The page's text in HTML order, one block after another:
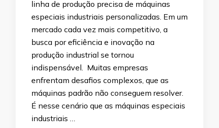
linha de produção precisa de máquinas
especiais industriais personalizadas. Em um
mercado cada vez mais competitivo, a
busca por eficiência e inovação na
produção industrial se tornou
indispensável. Muitas empresas
enfrentam desafios complexos, que as
máquinas padrão não conseguem resolver.
É nesse cenário que as máquinas especiais
industriais …